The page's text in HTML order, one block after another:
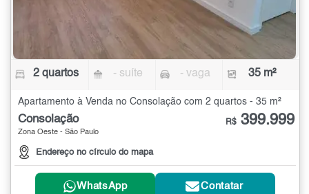
2 quartos - suíte - vaga 35 m²
Apartamento à Venda no Consolação com 2 quartos - 35 m²
Consolação
Zona Oeste - São Paulo
Endereço no círculo do mapa
R$ 399.999
WhatsApp Contatar